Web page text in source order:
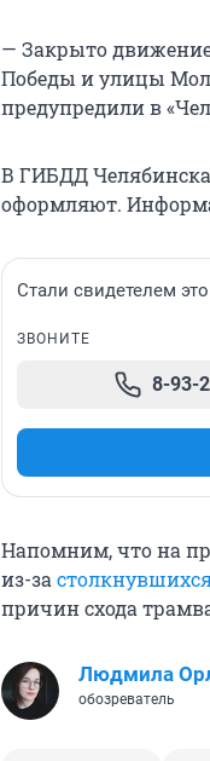
— Закрыто
Победы и улицы
предупредили в
В ГИБДД
оформляют.
Стали свидетелем
ЗВОНИТЕ
8-93-
Напомним, что на
из-за
причин схода
Людмила
обозреватель